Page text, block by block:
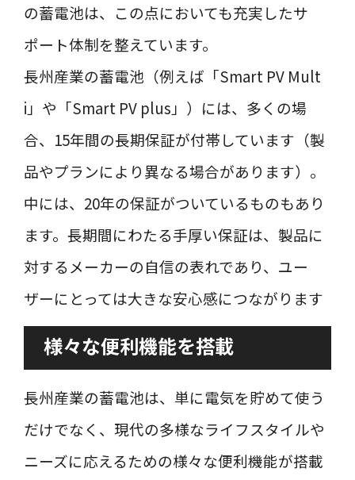
の蓄電池は、この点においても充実したサ
ポート体制を整えています。
長州産業の蓄電池（例えば「Smart PV Mult
i」や「Smart PV plus」）には、多くの場
合、15年間の長期保証が付帯しています（製
品やプランにより異なる場合があります）。
中には、20年の保証がついているものもあり
ます。長期間にわたる手厚い保証は、製品に
対するメーカーの自信の表れであり、ユー
ザーにとっては大きな安心感につながります
様々な便利機能を搭載
長州産業の蓄電池は、単に電気を貯めて使う
だけでなく、現代の多様なライフスタイルや
ニーズに応えるための様々な便利機能が搭載